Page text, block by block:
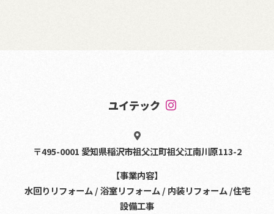
ユイテック
〒495-0001 愛知県稲沢市祖父江町祖父江南川原113-2
【事業内容】
水回りリフォーム / 浴室リフォーム / 内装リフォーム /住宅
設備工事